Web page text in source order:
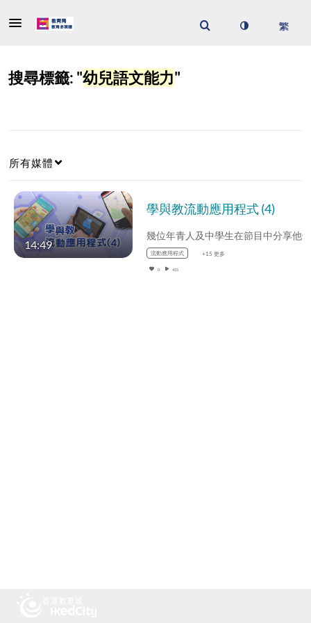
搜尋標籤: "幼兒語文能力"
所有媒體
14:49
學與教流動應用程式 (4)
流動應用程式 +15 更多
0 431